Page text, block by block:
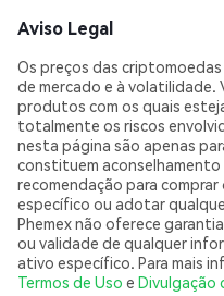
Aviso Legal
Os preços das
de mercado e à volatilidade.
produtos com os quais
totalmente os riscos
nesta página são apenas
constituem
recomendação para
específico ou adotar
Phemex não oferece
ou validade de qualquer
ativo específico. Para mais
Termos de Uso e Divulgação